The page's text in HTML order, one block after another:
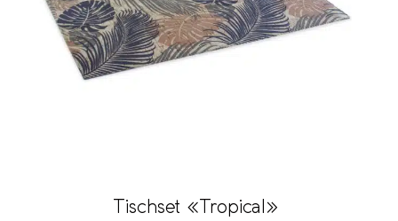
Tischset «Tropical»